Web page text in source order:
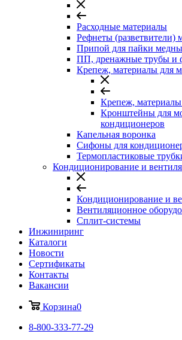
Расходные материалы
Рефнеты (разветвители)
Припой для пайки
ПП, дренажные трубы и
Крепеж, материалы для
Крепеж,
Кронштейны для
кондиционеров
Капельная воронка
Сифоны для
Термопластиковые
Кондиционирование и
Кондиционирование и
Вентиляционное
Сплит-системы
Инжиниринг
Каталоги
Новости
Сертификаты
Контакты
Вакансии
Корзина0
8-800-333-77-29